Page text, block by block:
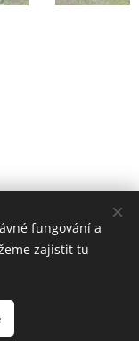
práva vyhrazena
fungování a
zajistit tu